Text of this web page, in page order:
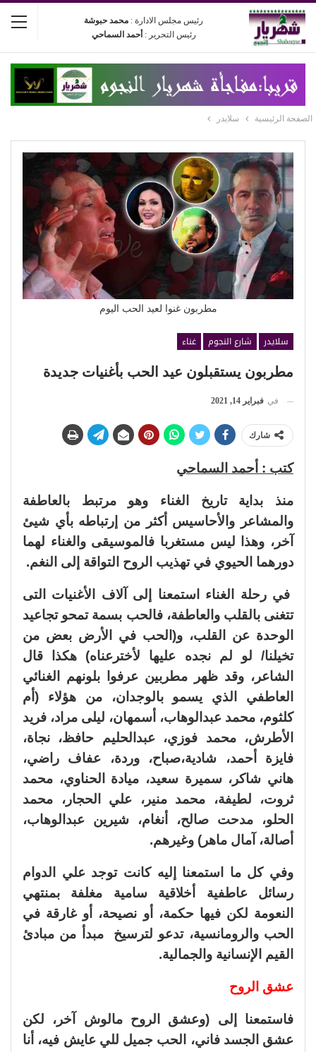
رئيس مجلس الادارة : محمد حبوشة
رئيس التحرير : أحمد السماحي
الصفحة الرئيسية سلايدر
مطربون غنوا لعيد الحب اليوم
سلايدر شارع النجوم
غناء
مطربون يستقبلون عيد الحب بأغنيات جديدة
في فبراير 14, 2021
شارك
كتب : أحمد السماحي
منذ بداية تاريخ الغناء وهو مرتبط بالعاطفة
والمشاعر والأحاسيس أكثر من إرتباطه بأي شيئ
آخر، وهذا ليس مستغربا فالموسيقى والغناء لهما
دورهما الحيوي في تهذيب الروح التواقة إلى النغم.
في رحلة الغناء استمعنا إلى آلاف الأغنيات التى
تتغنى بالقلب والعاطفة، فالحب بسمة تمحو تجاعيد
الوحدة عن القلب، و(الحب في الأرض بعض من
تخيلنا/ لو لم نجده عليها لأخترعناه) هكذا قال
الشاعر، وقد ظهر مطربين عرفوا بلونهم الغنائي
العاطفي الذي يسمو بالوجدان، من هؤلاء (أم
كلثوم، محمد عبدالوهاب، أسمهان، ليلى مراد، فريد
الأطرش، محمد فوزي، عبدالحليم حافظ، نجاة،
فايزة أحمد، شادية،صباح، وردة، عفاف راضي،
هاني شاكر، سميرة سعيد، ميادة الحناوي، محمد
ثروت، لطيفة، محمد منير، علي الحجار، محمد
الحلو، مدحت صالح، أنغام، شيرين عبدالوهاب،
أصالة، آمال ماهر) وغيرهم.
وفي كل ما استمعنا إليه كانت توجد علي الدوام
رسائل عاطفية أخلاقية سامية مغلفة بمنتهي
النعومة لكن فيها حكمة، أو نصيحة، أو غارقة في
الحب والرومانسية، تدعو لترسيخ مبدأ من مبادئ
القيم الإنسانية والجمالية.
عشق الروح
فاستمعنا إلى (وعشق الروح مالوش آخر، لكن
عشق الجسد فاني، الحب جميل للي عايش فيه، أنا